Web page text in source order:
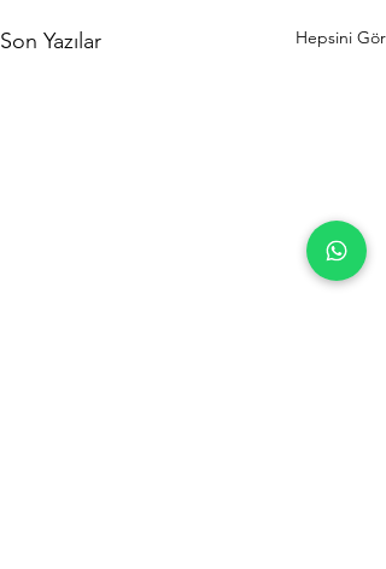
Son Yazılar Hepsini Gör